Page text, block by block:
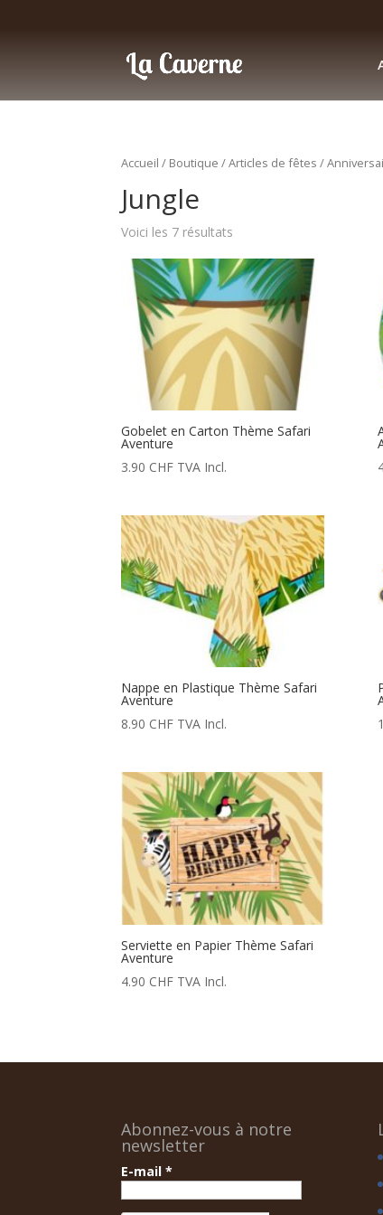
Accueil / Boutique /Articles de fêtes /
Jungle
Voici les 7 résultats
Gobelet en Carton Thème Safari
Aventure
3.90 CHF TVA Incl.
Nappe en Plastique Thème Safari
Aventure
8.90 CHF TVA Incl.
Serviette en Papier Thème Safari
Aventure
4.90 CHF TVA Incl.
Abonnez-vous à notre
newsletter
E-mail*